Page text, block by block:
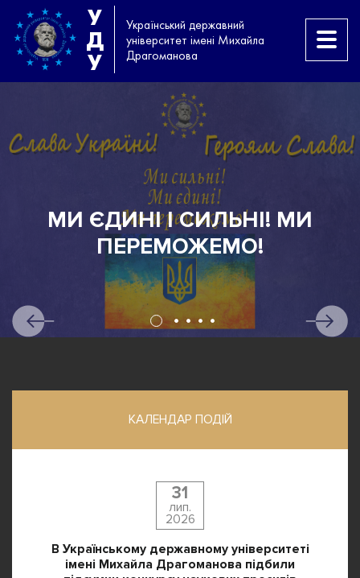
У
Д
У
Український державний
університет імені Михайла
Драгоманова
МИ ЄДИНІ І СИЛЬНІ! МИ
ПЕРЕМОЖЕМО!
КАЛЕНДАР ПОДІЙ
31
лип.
2026
В Українському державному університеті
імені Михайла Драгоманова підбили